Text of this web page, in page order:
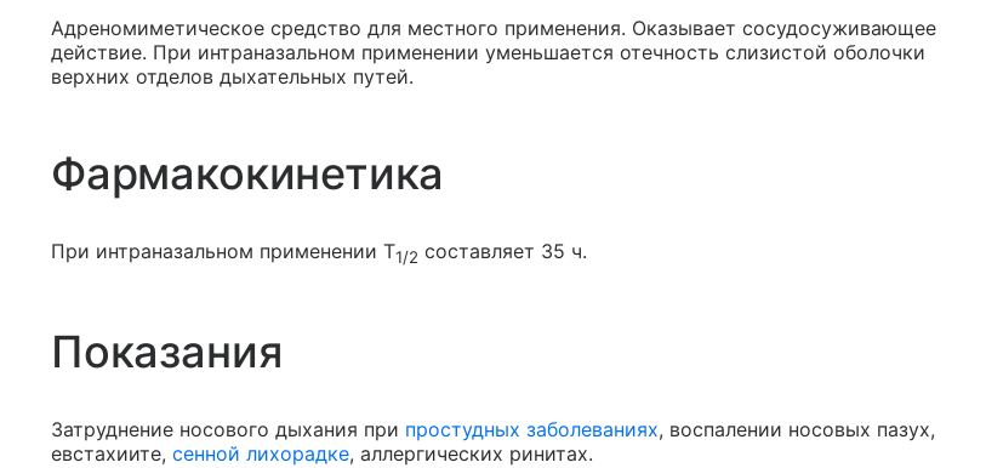
Адреномиметическое средство для местного применения. Оказывает сосудосуживающее
действие. При интраназальном применении уменьшается отечность слизистой оболочки
верхних отделов дыхательных путей.
Фармакокинетика
При интраназальном применении T1/2 составляет 35 ч.
Показания
Затруднение носового дыхания при простудных заболеваниях, воспалении носовых пазух,
евстахиите, сенной лихорадке, аллергических ринитах.